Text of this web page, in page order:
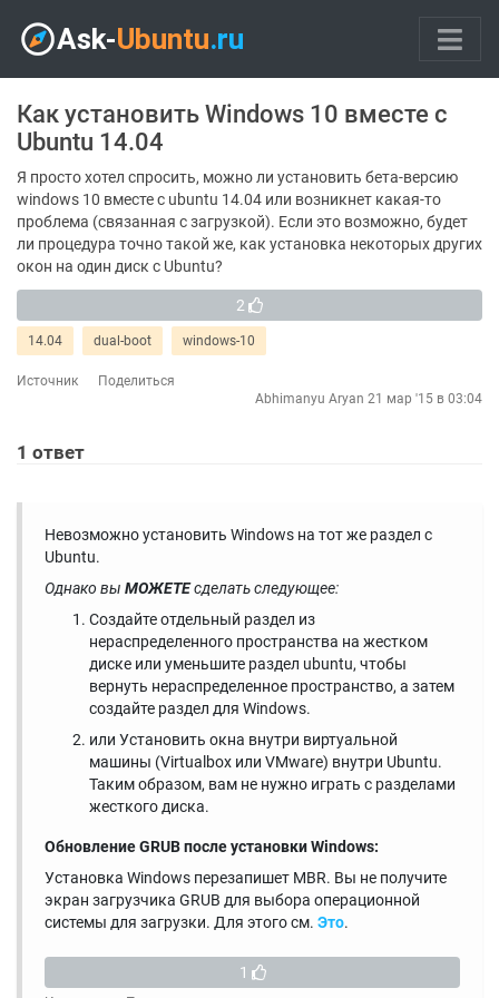
Как установить Windows 10 вместе с
Ubuntu 14.04
Я просто хотел спросить, можно ли установить бета-версию
windows 10 вместе с ubuntu 14.04 или возникнет какая-то
проблема (связанная с загрузкой). Если это возможно, будет
ли процедура точно такой же, как установка некоторых других
окон на один диск с Ubuntu?
2
14.04 dual-boot windows-10
Источник
Поделиться
Abhimanyu Aryan 21 мар '15 в 03:04
1 ответ
Невозможно установить Windows на тот же раздел с
Ubuntu.
Однако вы МОЖЕТЕсделать следующее:
Создайте отдельный раздел из
нераспределенного пространства на жестком
диске или уменьшите раздел ubuntu, чтобы
вернуть нераспределенное пространство, а затем
создайте раздел для Windows.
или Установить окна внутри виртуальной
машины (Virtualbox или VMware) внутри Ubuntu.
Таким образом, вам не нужно играть с разделами
жесткого диска.
Обновление GRUB после установки Windows:
Установка Windows перезапишет MBR. Вы не получите
экран загрузчика GRUB для выбора операционной
системы для загрузки. Для этого см. Это.
1